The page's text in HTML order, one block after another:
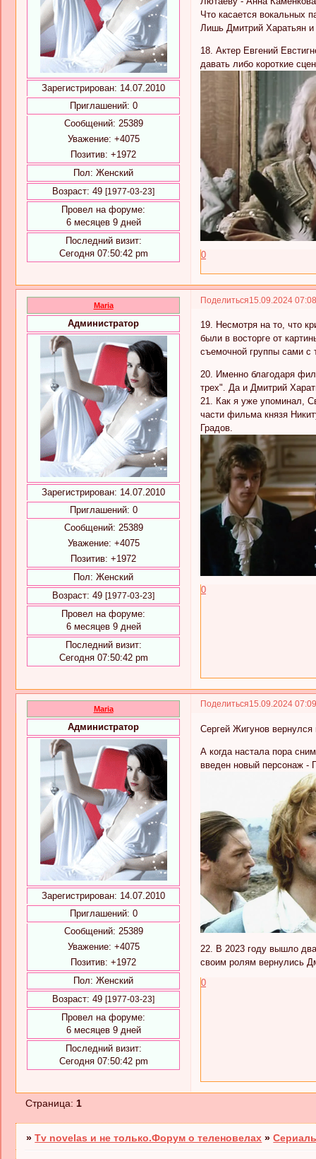
Зарегистрирован: 14.07.2010
Приглашений: 0
Сообщений: 25389
Уважение: +4075
Позитив: +1972
Пол: Женский
Возраст: 49 [1977-03-23]
Провел на форуме:
6 месяцев 9 дней
Последний визит:
Сегодня 07:50:42 pm
Что касается вокальных
Лишь Дмитрий Харатьян и
18. Актер Евгений
давать либо короткие
0
Поделиться15.09.2024
Maria
Администратор
Зарегистрирован: 14.07.2010
Приглашений: 0
Сообщений: 25389
Уважение: +4075
Позитив: +1972
Пол: Женский
Возраст: 49 [1977-03-23]
Провел на форуме:
6 месяцев 9 дней
Последний визит:
Сегодня 07:50:42 pm
19. Несмотря на то, что
были в восторге от
съемочной группы сами с
20. Именно благодаря
трех". Да и Дмитрий
21. Как я уже упоминал,
части фильма князя
Градов.
0
Поделиться15.09.2024
Maria
Администратор
Зарегистрирован: 14.07.2010
Приглашений: 0
Сообщений: 25389
Уважение: +4075
Позитив: +1972
Пол: Женский
Возраст: 49 [1977-03-23]
Провел на форуме:
6 месяцев 9 дней
Последний визит:
Сегодня 07:50:42 pm
Сергей Жигунов
А когда настала пора
введен новый персонаж -
22. В 2023 году вышло
своим ролям вернулись
0
Страница: 1
»Tv novelas и не только.Форум о теленовелах »